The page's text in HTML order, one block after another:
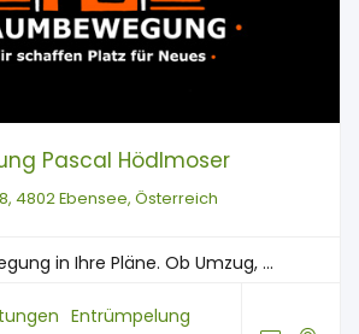
Pascal Hödlmoser
4802 Ebensee, Österreich
in Ihre Pläne. Ob Umzug, ...
Entrümpelung